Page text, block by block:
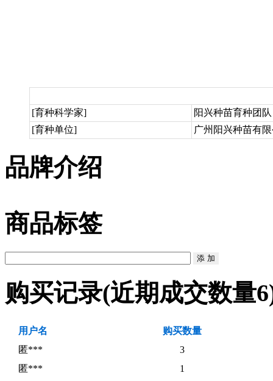
[育种科学家]
阳兴种苗育种团队
[育种单位]
广州阳兴种苗有
品牌介绍
商品标签
购买记录(近期成交数量6
用户名
购买数量
匿***
3
匿***
1